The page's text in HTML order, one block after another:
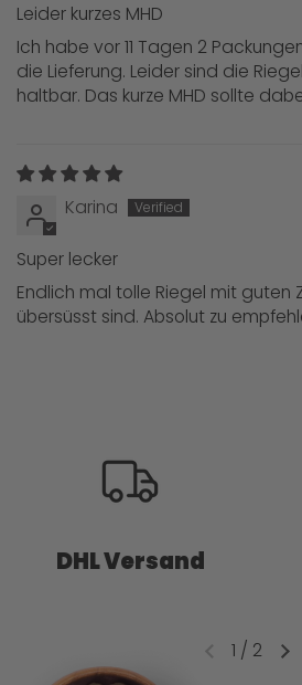
Leider kurzes MHD
Ich habe vor 11 Tagen 2
die Lieferung. Leider sind die
haltbar. Das kurze MHD sollte
Karina
Super lecker
Endlich mal tolle Riegel mit guten
übersüsst sind. Absolut zu
DHL Versand
1 / 2